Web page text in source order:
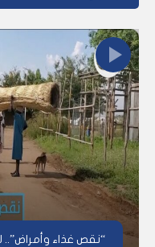
“نقص غذاء وأمراض”..